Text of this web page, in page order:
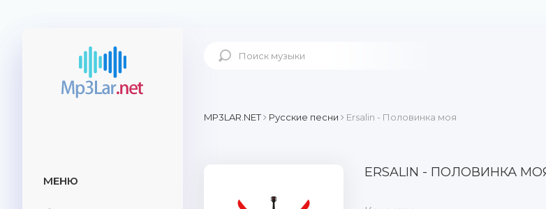
МЕНЮ
MP3LAR.NET Русские песни Ersalin - Половинка моя
ERSALIN - ПОЛОВИНКА